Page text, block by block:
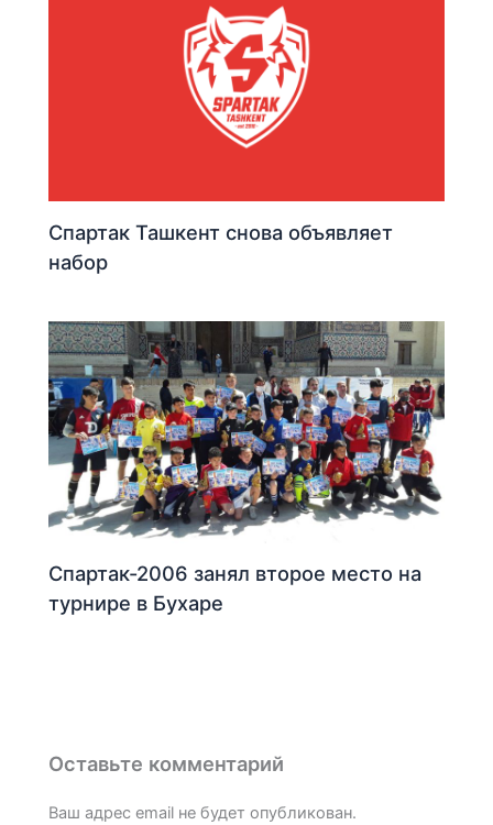
Спартак Ташкент снова объявляет
набор
Спартак-2006 занял второе место на
турнире в Бухаре
Оставьте комментарий
Ваш адрес email не будет опубликован.